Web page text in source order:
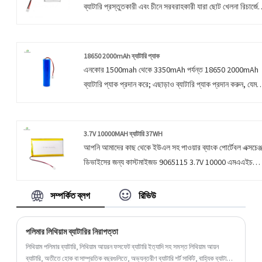
ব্যাটারি প্রস্তুতকারী এবং চীনে সরবরাহকারী যারা ছোট খেলনা
এন্টারপ্রাইজের জীবন।
18650 2000mAh ব্যাটারি প্যাক
এনকোর 1500mah থেকে 3350mAh পর্যন্ত 18650 2000mAh
ব্যাটারি প্যাক প্রদান করে; এছাড়াও ব্যাটারি প্যাক প্রদান করুন, যেমন
3.7V 10000MAH ব্যাটারি 37WH
আপনি আমাদের কাছ থেকে ইউএল সহ পাওয়ার ব্যাংক পোর্টেবল এক্সচেঞ্জ
ডিভাইসের জন্য কাস্টমাইজড 9065115 3.7V 10000 এমএএইচ
সহযোগিতা করার প্রত্যাশায় রয়েছি, আপনি যদি আরও জানতে চান তবে
আপনি এখনই আমাদের সাথে পরামর্শ করতে পারেন, আমরা আপনাকে
সম্পর্কিত ব্লগ রিভিউ
পলিমার লিথিয়াম ব্যাটারির নিরাপত্তা
লিথিয়াম পলিমার ব্যাটারি, লিথিয়াম আয়রন ফসফেট ব্যাটারি ইত্যাদি সহ সমস্ত লিথিয়াম আয়ন
ব্যাটারি, অতীতে হোক বা সাম্প্রতিক বছরগুলিতে, অভ্যন্তরীণ ব্যাটারি শর্ট সার্কিট, বাহ্যিক ব্যাটারি